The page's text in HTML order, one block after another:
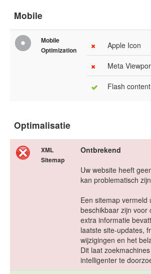
Mobile
Mobile
Optimization
Apple Icon
Meta
Flash content
Optimalisatie
XML
Sitemap
Ontbrekend
Uw website heeft
kan problematisch
Een sitemap vermeld
beschikbaar zijn voor
extra informatie
laatste site-updates,
wijzigingen en het
Dit laat
intelligenter te